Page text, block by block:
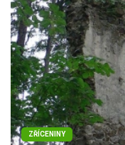
ZŘÍCENINY